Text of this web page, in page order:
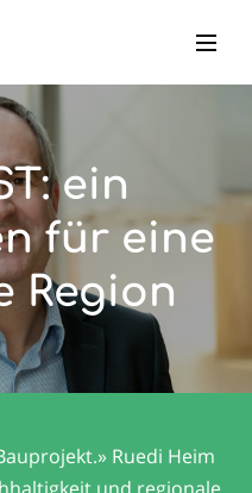
ein
für eine
Region
Ruedi Heim